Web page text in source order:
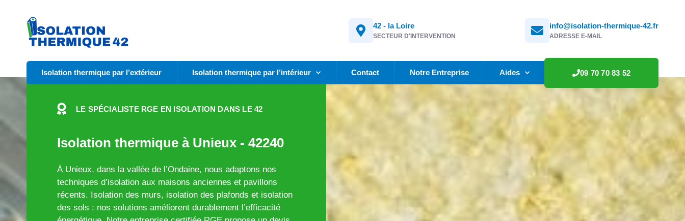
42 - la Loire
SECTEUR D'INTERVENTION
info@isolation-thermique-42.fr
ADRESSE E-MAIL
Isolation thermique par l’extérieur Isolation thermique par l’intérieur Contact Notre Entreprise Aides 09 70 70 83 52
LE SPÉCIALISTE RGE EN ISOLATION DANS LE 42
Isolation thermique à Unieux - 42240
À Unieux, dans la vallée de l’Ondaine, nous adaptons nos
techniques d’isolation aux maisons anciennes et pavillons
récents. Isolation des murs, isolation des plafonds et isolation
des sols : nos solutions améliorent durablement l’efficacité